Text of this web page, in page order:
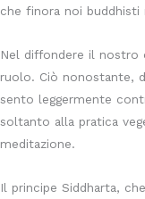
che finora noi
Nel diffondere il nostro
ruolo. Ciò nonostante,
sento leggermente
soltanto alla pratica
meditazione.
Il principe Siddharta,